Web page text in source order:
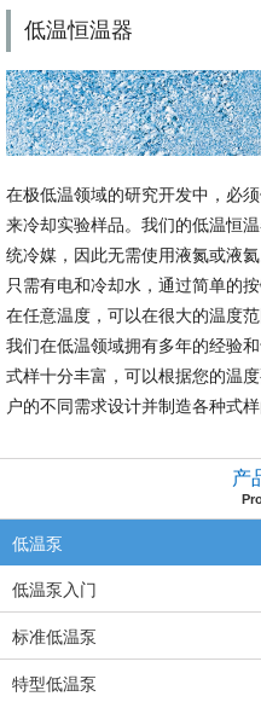
产
低温泵
低温泵入门
标准低温泵
特型低温泵
低温恒温器
在极低温领域的研究开发中，必
来冷却实验样品。我们的低温恒
统冷媒，因此无需使用液氮或液氦
只需有电和冷却水，通过简单的
在任意温度，可以在很大的温度范
我们在低温领域拥有多年的经验
式样十分丰富，可以根据您的温
户的不同需求设计并制造各种式样